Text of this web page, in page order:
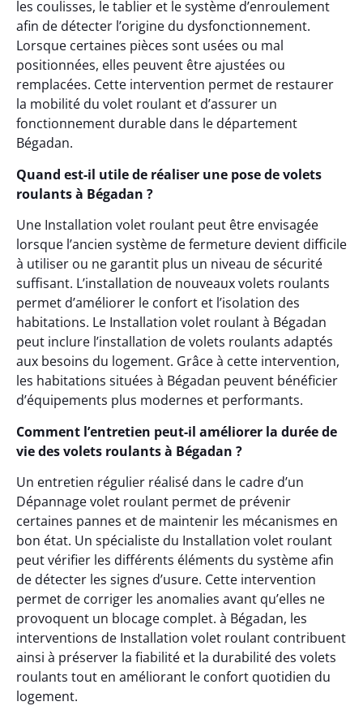
les coulisses, le tablier et le système d’enroulement
afin de détecter l’origine du dysfonctionnement.
Lorsque certaines pièces sont usées ou mal
positionnées, elles peuvent être ajustées ou
remplacées. Cette intervention permet de restaurer
la mobilité du volet roulant et d’assurer un
fonctionnement durable dans le département
Bégadan.
Quand est-il utile de réaliser une pose de volets
roulants à Bégadan ?
Une Installation volet roulant peut être envisagée
lorsque l’ancien système de fermeture devient difficile
à utiliser ou ne garantit plus un niveau de sécurité
suffisant. L’installation de nouveaux volets roulants
permet d’améliorer le confort et l’isolation des
habitations. Le Installation volet roulant à Bégadan
peut inclure l’installation de volets roulants adaptés
aux besoins du logement. Grâce à cette intervention,
les habitations situées à Bégadan peuvent bénéficier
d’équipements plus modernes et performants.
Comment l’entretien peut-il améliorer la durée de
vie des volets roulants à Bégadan ?
Un entretien régulier réalisé dans le cadre d’un
Dépannage volet roulant permet de prévenir
certaines pannes et de maintenir les mécanismes en
bon état. Un spécialiste du Installation volet roulant
peut vérifier les différents éléments du système afin
de détecter les signes d’usure. Cette intervention
permet de corriger les anomalies avant qu’elles ne
provoquent un blocage complet. à Bégadan, les
interventions de Installation volet roulant contribuent
ainsi à préserver la fiabilité et la durabilité des volets
roulants tout en améliorant le confort quotidien du
logement.